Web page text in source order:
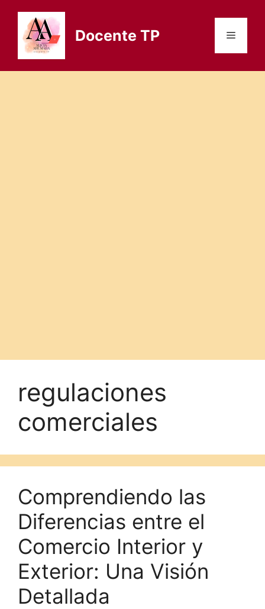
contenido
Docente TP Menú
regulaciones
comerciales
Comprendiendo las
Diferencias entre el
Comercio Interior y
Exterior: Una Visión
Detallada